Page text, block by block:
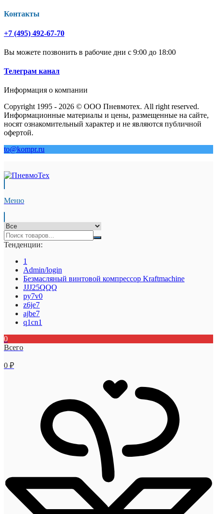
Контакты
+7 (495) 492-67-70
Вы можете позвонить в рабочие дни с 9:00 до 18:00
Телеграм канал
Информация о компании
Copyright 1995 - 2026 © ООО Пневмотех. All right reserved.
Информационные материалы и цены, размещенные на сайте,
носят ознакомительный характер и не являются публичной
офертой.
to@kompr.ru
Меню
Тенденции:
1
Admin/login
Безмасляный винтовой компрессор Kraftmaсhine
JJJ25QQQ
py7v0
z6je7
ajbe7
q1cn1
0
Всего
0 ₽